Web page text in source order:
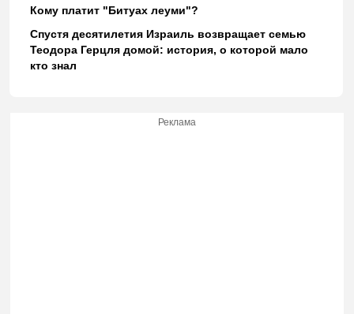
Кому платит "Битуах леуми"?
Спустя десятилетия Израиль возвращает семью
Теодора Герцля домой: история, о которой мало
кто знал
Реклама